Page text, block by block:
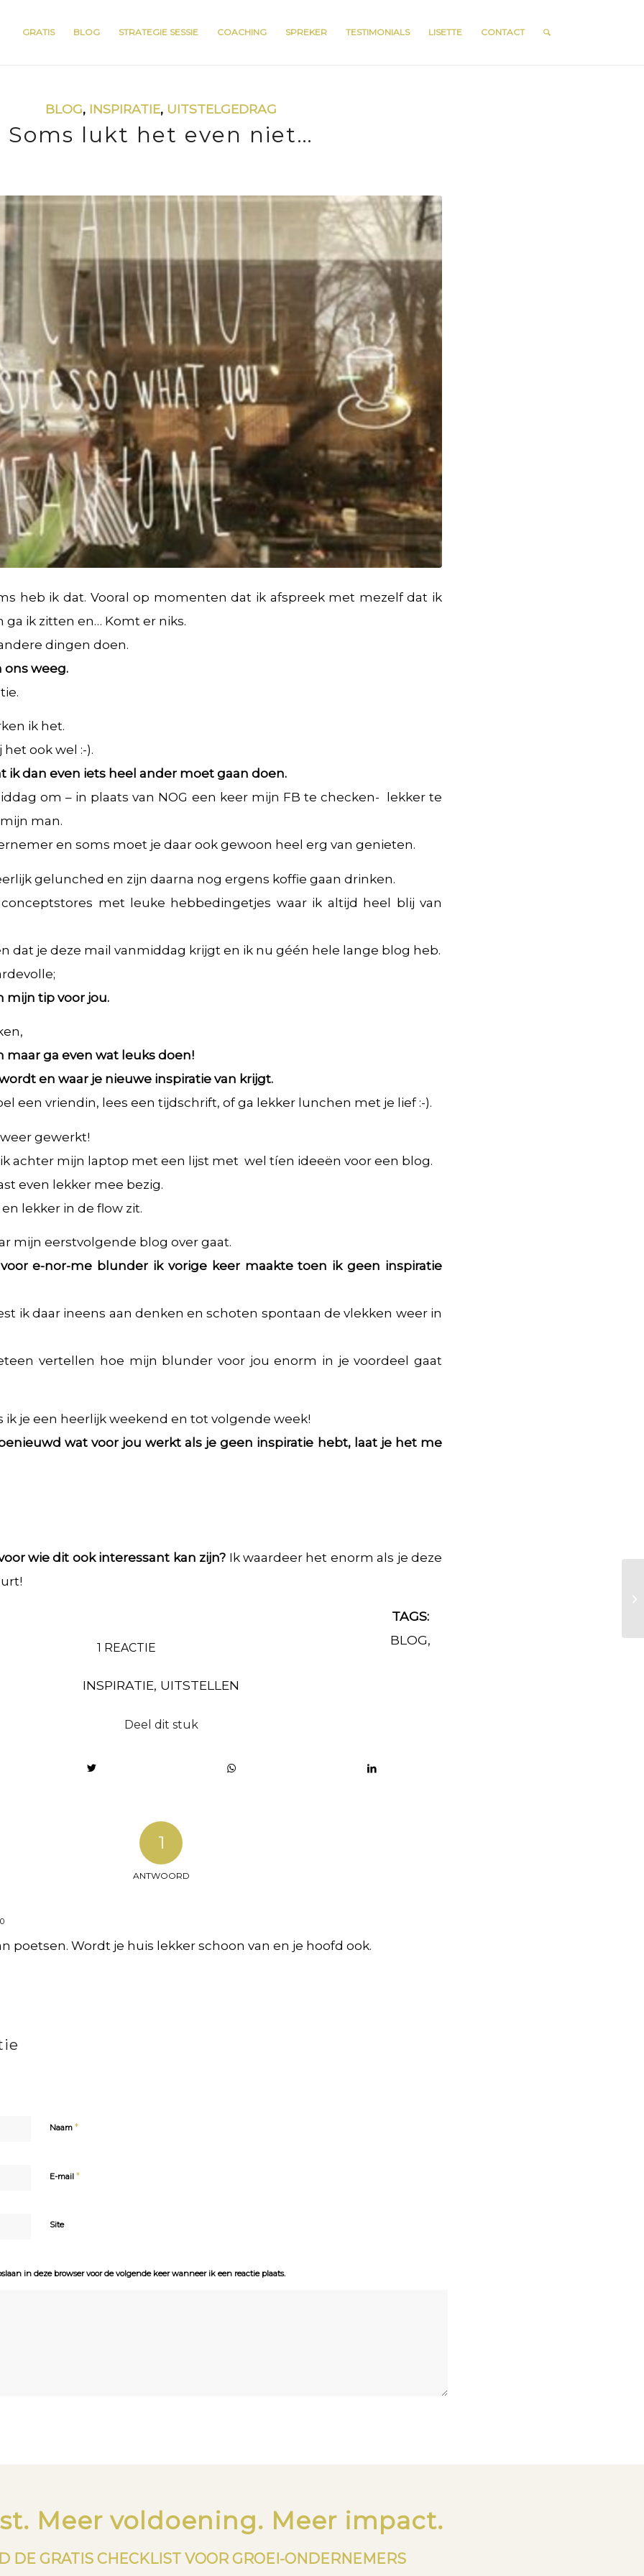
GRATIS BLOG STRATEGIE SESSIE COACHING SPREKER TESTIMONIALS LISETTE CONTACT
BLOG, INSPIRATIE, UITSTELGEDRAG
Soms lukt het even niet…
heb ik dat. Vooral op momenten dat ik afspreek met mezelf dat ik
ga ik zitten en… Komt er niks.
dingen doen.
ons weeg.
ik het.
ook wel :-).
ik dan even iets heel ander moet gaan doen.
om – in plaats van NOG een keer mijn FB te checken- lekker te
man.
en soms moet je daar ook gewoon heel erg van genieten.
gelunched en zijn daarna nog ergens koffie gaan drinken.
met leuke hebbedingetjes waar ik altijd heel blij van
dat je deze mail vanmiddag krijgt en ik nu géén hele lange blog heb.
mijn tip voor jou.
maar ga even wat leuks doen!
en waar je nieuwe inspiratie van krijgt.
een vriendin, lees een tijdschrift, of ga lekker lunchen met je lief :-).
gewerkt!
achter mijn laptop met een lijst met wel tíen ideeën voor een blog.
even lekker mee bezig.
lekker in de flow zit.
mijn eerstvolgende blog over gaat.
e-nor-me blunder ik vorige keer maakte toen ik geen inspiratie
ik daar ineens aan denken en schoten spontaan de vlekken weer in
vertellen hoe mijn blunder voor jou enorm in je voordeel gaat
ik je een heerlijk weekend en tot volgende week!
wat voor jou werkt als je geen inspiratie hebt, laat je het me
wie dit ook interessant kan zijn? Ik waardeer het enorm als je deze
1 REACTIE
TAGS:
BLOG,
INSPIRATIE, UITSTELLEN
Deel dit stuk
1
ANTWOORD
poetsen. Wordt je huis lekker schoon van en je hoofd ook.
Naam *
E-mail *
Site
in deze browser voor de volgende keer wanneer ik een reactie plaats.
Meer voldoening. Meer impact.
DE GRATIS CHECKLIST VOOR GROEI-ONDERNEMERS